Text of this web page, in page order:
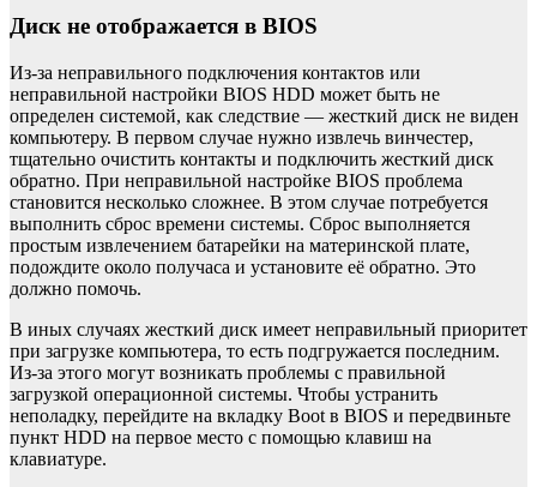
Диск не отображается в BIOS
Из-за неправильного подключения контактов или
неправильной настройки BIOS HDD может быть не
определен системой, как следствие — жесткий диск не виден
компьютеру. В первом случае нужно извлечь винчестер,
тщательно очистить контакты и подключить жесткий диск
обратно. При неправильной настройке BIOS проблема
становится несколько сложнее. В этом случае потребуется
выполнить сброс времени системы. Сброс выполняется
простым извлечением батарейки на материнской плате,
подождите около получаса и установите её обратно. Это
должно помочь.
В иных случаях жесткий диск имеет неправильный приоритет
при загрузке компьютера, то есть подгружается последним.
Из-за этого могут возникать проблемы с правильной
загрузкой операционной системы. Чтобы устранить
неполадку, перейдите на вкладку Boot в BIOS и передвиньте
пункт HDD на первое место с помощью клавиш на
клавиатуре.